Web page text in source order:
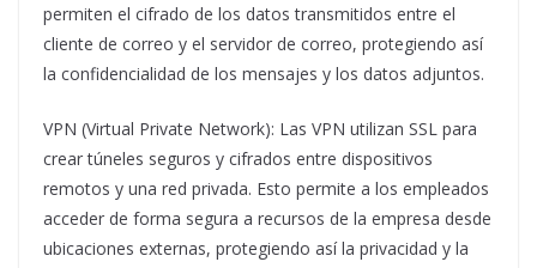
permiten el cifrado de los datos transmitidos entre el
cliente de correo y el servidor de correo, protegiendo así
la confidencialidad de los mensajes y los datos adjuntos.
VPN (Virtual Private Network): Las VPN utilizan SSL para
crear túneles seguros y cifrados entre dispositivos
remotos y una red privada. Esto permite a los empleados
acceder de forma segura a recursos de la empresa desde
ubicaciones externas, protegiendo así la privacidad y la